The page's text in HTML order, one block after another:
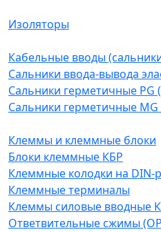
Изоляторы
Кабельные вводы
Сальники ввода-вывода
Сальники герметичные PG
Сальники герметичные
Клеммы и клеммные блоки
Блоки клеммные КБР
Клеммные колодки на DIN-
Клеммные терминалы
Клеммы силовые вводные
Ответвительные сжимы